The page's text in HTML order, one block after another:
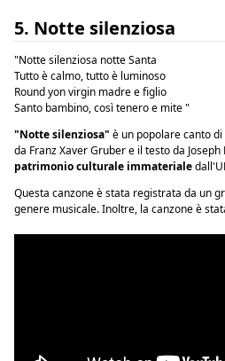
5. Notte silenziosa
"Notte silenziosa notte Santa
Tutto è calmo, tutto è luminoso
Round yon virgin madre e figlio
Santo bambino, così tenero e mite "
"Notte silenziosa" è un popolare canto
da Franz Xaver Gruber e il testo da
patrimonio culturale immateriale
Questa canzone è stata registrata da un
genere musicale. Inoltre, la canzone è